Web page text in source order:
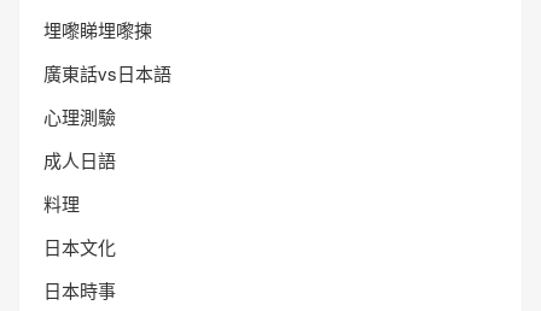
埋嚟睇埋嚟揀
廣東話vs日本語
心理測驗
成人日語
料理
日本文化
日本時事